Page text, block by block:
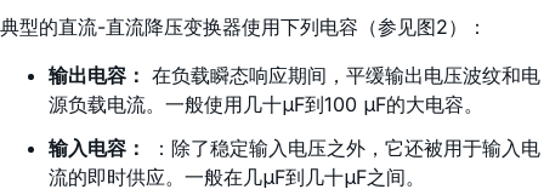
典型的直流-直流降压变换器使用下列电容（参见图2）：
输出电容： 在负载瞬态响应期间，平缓输出电压波纹和电
源负载电流。一般使用几十μF到100 μF的大电容。
输入电容：
：除了稳定输入电压之外，它还被用于输入电
流的即时供应。一般在几μF到几十μF之间。